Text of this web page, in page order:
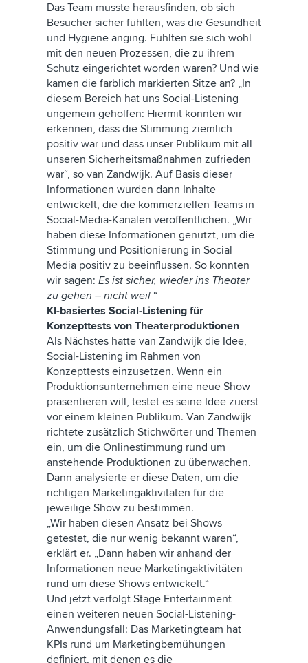
Das Team musste herausfinden, ob sich
Besucher sicher fühlten, was die Gesundheit
und Hygiene anging. Fühlten sie sich wohl
mit den neuen Prozessen, die zu ihrem
Schutz eingerichtet worden waren? Und wie
kamen die farblich markierten Sitze an? „In
diesem Bereich hat uns Social-Listening
ungemein geholfen: Hiermit konnten wir
erkennen, dass die Stimmung ziemlich
positiv war und dass unser Publikum mit all
unseren Sicherheitsmaßnahmen zufrieden
war“, so van Zandwijk. Auf Basis dieser
Informationen wurden dann Inhalte
entwickelt, die die kommerziellen Teams in
Social-Media-Kanälen veröffentlichen. „Wir
haben diese Informationen genutzt, um die
Stimmung und Positionierung in Social
Media positiv zu beeinflussen. So konnten
wir sagen: Es ist sicher, wieder ins Theater
zu gehen – nicht weil “
KI-basiertes Social-Listening für
Konzepttests von Theaterproduktionen
Als Nächstes hatte van Zandwijk die Idee,
Social-Listening im Rahmen von
Konzepttests einzusetzen. Wenn ein
Produktionsunternehmen eine neue Show
präsentieren will, testet es seine Idee zuerst
vor einem kleinen Publikum. Van Zandwijk
richtete zusätzlich Stichwörter und Themen
ein, um die Onlinestimmung rund um
anstehende Produktionen zu überwachen.
Dann analysierte er diese Daten, um die
richtigen Marketingaktivitäten für die
jeweilige Show zu bestimmen.
„Wir haben diesen Ansatz bei Shows
getestet, die nur wenig bekannt waren“,
erklärt er. „Dann haben wir anhand der
Informationen neue Marketingaktivitäten
rund um diese Shows entwickelt.“
Und jetzt verfolgt Stage Entertainment
einen weiteren neuen Social-Listening-
Anwendungsfall: Das Marketingteam hat
KPIs rund um Marketingbemühungen
definiert, mit denen es die